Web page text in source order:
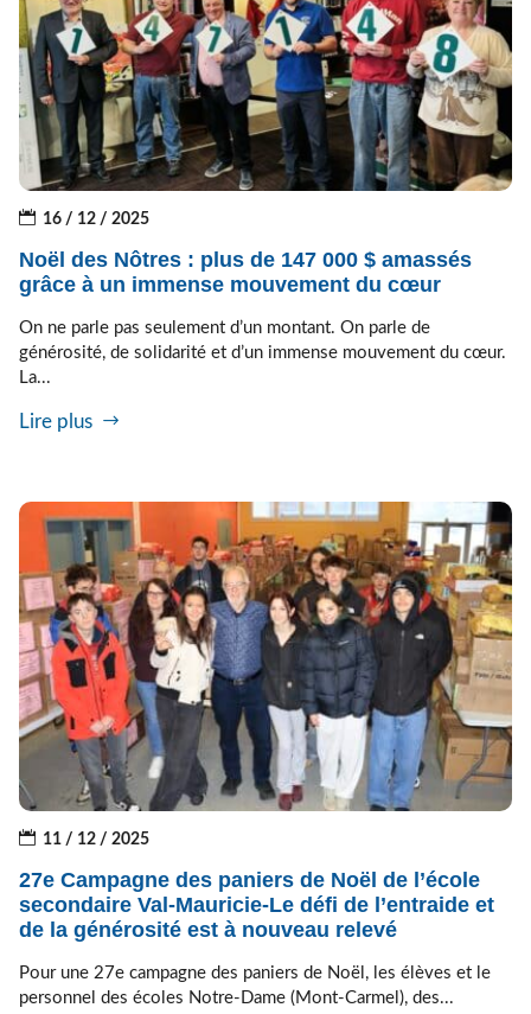
16 / 12 / 2025
Noël des Nôtres : plus de 147 000 $ amassés
grâce à un immense mouvement du cœur
On ne parle pas seulement d’un montant. On parle de
générosité, de solidarité et d’un immense mouvement du cœur.
La...
Lire plus
11 / 12 / 2025
27e Campagne des paniers de Noël de l’école
secondaire Val-Mauricie-Le défi de l’entraide et
de la générosité est à nouveau relevé
Pour une 27e campagne des paniers de Noël, les élèves et le
personnel des écoles Notre-Dame (Mont-Carmel), des...